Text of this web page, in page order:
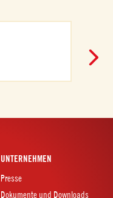
UNTERNEHMEN
Presse
Dokumente und Downloads